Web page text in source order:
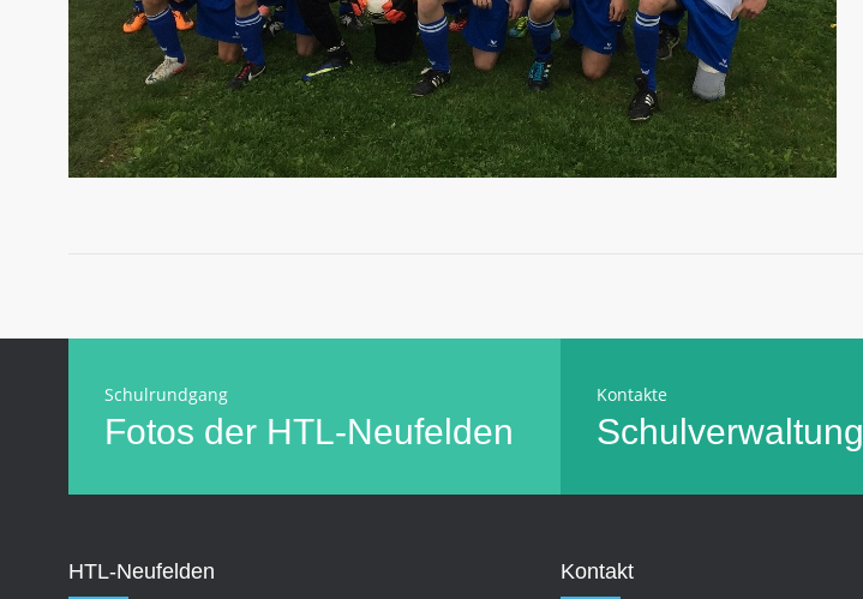
Schulrundgang
Fotos der HTL-Neufelden
Kontakte
Schulverwaltung
HTL-Neufelden Kontakt